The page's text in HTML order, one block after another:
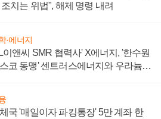
치는 위법", 해제 명령 내려
·에너지
이앤씨 SMR 협력사' X에너지, '한수원
코 동맹' 센트러스에너지와 우라늄
국 '매일이자 파킹통장' 5만 계좌 한